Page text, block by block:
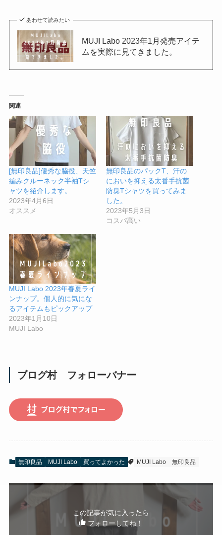
あわせて読みたい
MUJI Labo 2023年1月発売アイテ
ムを実際に見てきました。
関連
[無印良品]優秀な脇役、天竺
編みクルーネック半袖Tシ
ャツを紹介します。
2023年4月6日
オススメ
無印良品のパックT、汗の
においを抑える太番手抗菌
防臭Tシャツを買ってみま
した。
2023年5月3日
コスパ高い
MUJI Labo 2023年春夏ライ
ンナップ。個人的に気にな
るアイテムもピックアップ
2023年1月10日
MUJI Labo
ブログ村 フォローバナー
無印良品 MUJI Labo 買ってよかった MUJI Labo 無印良品
この記事が気に入ったら
フォローしてね！